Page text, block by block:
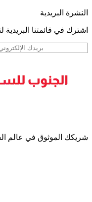
النشرة البريدية
اشترك في قائمتنا
شريكك الموثوق في عالم